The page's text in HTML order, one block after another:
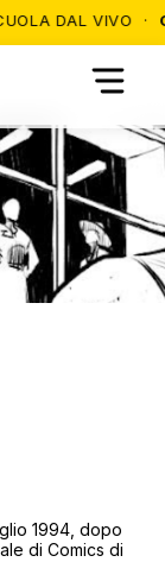
VIVO ·OPEN
1994, dopo
di Comics di